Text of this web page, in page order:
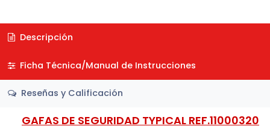
Descripción
Ficha Técnica/Manual de Instrucciones
Reseñas y Calificación
GAFAS DE SEGURIDAD TYPICAL REF.11000320